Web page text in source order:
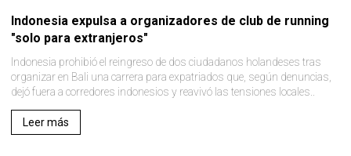
Indonesia expulsa a organizadores de club de running
"solo para extranjeros"
Indonesia prohibió el reingreso de dos ciudadanos holandeses tras
organizar en Bali una carrera para expatriados que, según denuncias,
dejó fuera a corredores indonesios y reavivó las tensiones locales..
Leer más